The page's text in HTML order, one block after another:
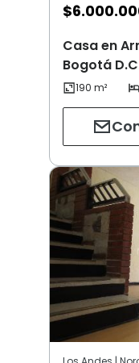
$
Casa en
Bogotá